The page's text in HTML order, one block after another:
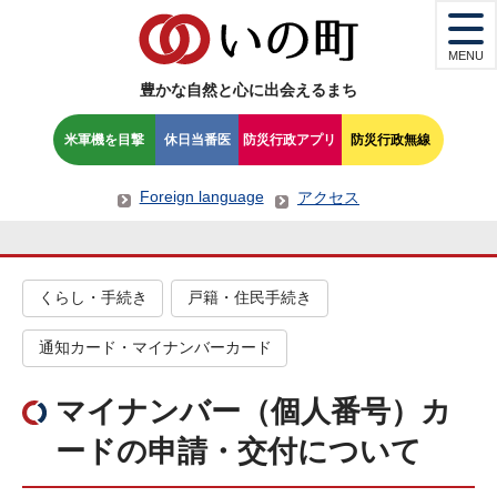
豊かな自然と心に出会えるまち
米軍機を目撃 休日当番医 防災行政アプリ 防災行政無線
Foreign language アクセス
MENU
くらし・手続き 戸籍・住民手続き
通知カード・マイナンバーカード
マイナンバー（個人番号）カ
ードの申請・交付について